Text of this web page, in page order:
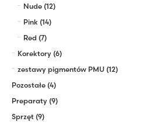
Nude (12)
Pink (14)
Red (7)
Korektory (6)
zestawy pigmentów PMU (12)
Pozostałe (4)
Preparaty (9)
Sprzęt (9)